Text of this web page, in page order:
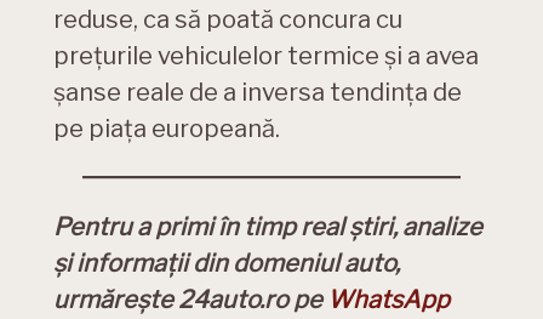
reduse, ca să poată concura cu
prețurile vehiculelor termice și a avea
șanse reale de a inversa tendința de
pe piața europeană.
Pentru a primi în timp real știri, analize
și informații din domeniul auto,
urmărește 24auto.ro pe WhatsApp